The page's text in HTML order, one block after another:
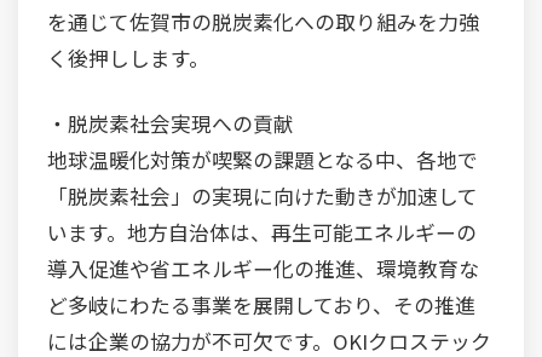
を通じて佐賀市の脱炭素化への取り組みを力強
く後押しします。
・脱炭素社会実現への貢献
地球温暖化対策が喫緊の課題となる中、各地で
「脱炭素社会」の実現に向けた動きが加速して
います。地方自治体は、再生可能エネルギーの
導入促進や省エネルギー化の推進、環境教育な
ど多岐にわたる事業を展開しており、その推進
には企業の協力が不可欠です。OKIクロステック